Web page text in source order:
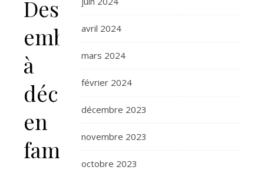
Destinations
emblématiques
à
découvrir
en
famille
avril 2024
mars 2024
février 2024
décembre 2023
novembre 2023
octobre 2023